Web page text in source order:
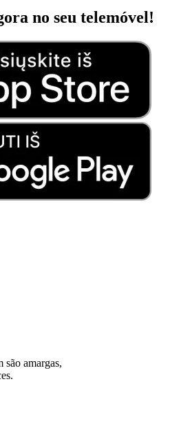
no seu telemóvel!
são amargas,